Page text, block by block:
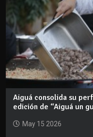
Aiguá consolida su
edición de “Aiguá un
May 15 2026